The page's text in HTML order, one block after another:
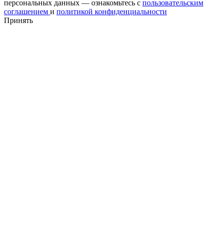
персональных данных — ознакомьтесь с пользовательским
соглашением и политикой конфиденциальности
Принять